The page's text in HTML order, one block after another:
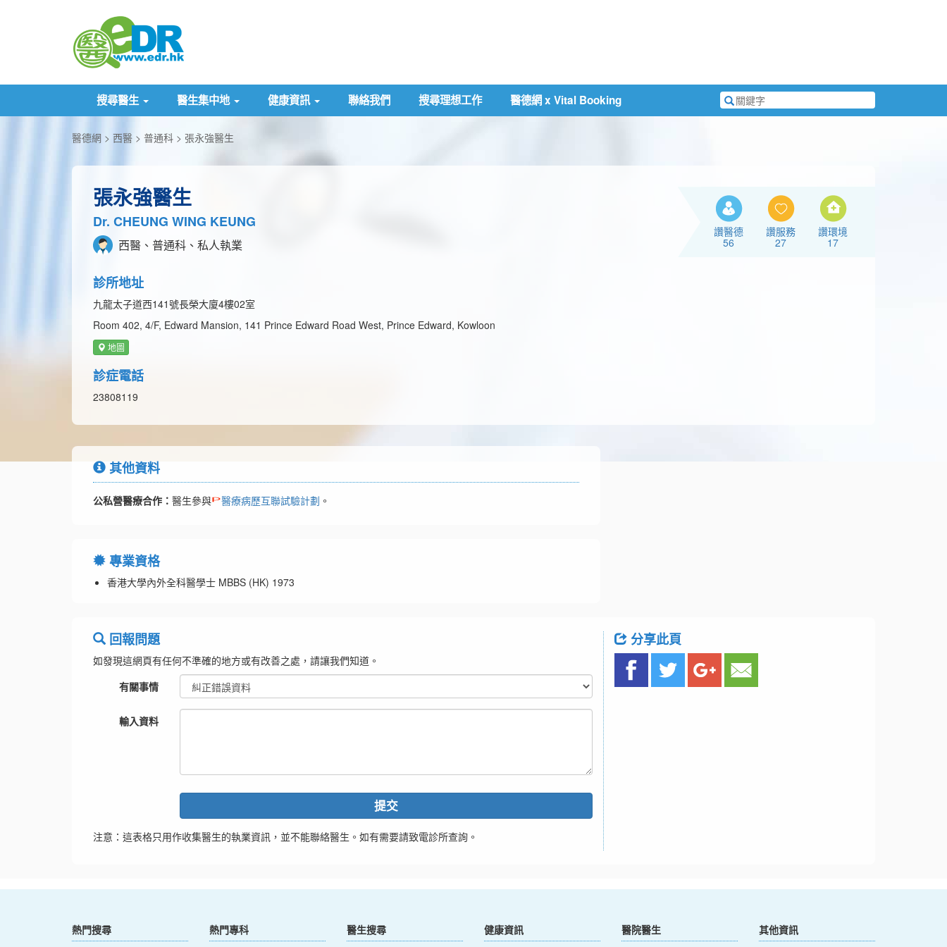
搜尋醫生 醫生集中地 健康資訊 聯絡我們 搜尋理想工作 醫德網 x Vital Booking
搜
尋
醫德網 西醫 普通科 張永強醫生
張永強醫生
Dr. CHEUNG WING KEUNG
西醫、普通科、私人執業
診所地址
九龍太子道西141號長榮大廈4樓02室
Room 402, 4/F, Edward Mansion, 141 Prince Edward Road West, Prince Edward, Kowloon
地圖
診症電話
23808119
讚醫德
56
讚服務
27
讚環境
17
其他資料
公私營醫療合作： 醫生參與 醫療病歷互聯試驗計劃 。
專業資格
香港大學內外全科醫學士 MBBS (HK) 1973
回報問題
如發現這網頁有任何不準確的地方或有改善之處，請讓我們知道。
有關事情
輸入資料
提交
注意：這表格只用作收集醫生的執業資訊，並不能聯絡醫生。如有需要請致電診所查詢。
分享此頁
熱門搜尋 熱門專科 醫生搜尋 健康資訊 醫院醫生 其他資訊